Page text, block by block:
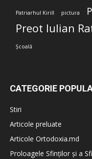
Patriarhul Kirill pictura
Preot Iulian
Școală
CATEGORIE
Stiri
Articole preluate
Articole Ortodoxia.md
Proloagele Sfinților și a